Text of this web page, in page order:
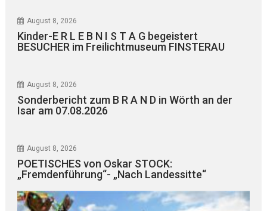
August 8, 2026
Kinder-E R L E B N I S T A G begeistert
BESUCHER im Freilichtmuseum FINSTERAU
August 8, 2026
Sonderbericht zum B R A N D in Wörth an der
Isar am 07.08.2026
August 8, 2026
POETISCHES von Oskar STOCK:
„Fremdenführung“- „Nach Landessitte“